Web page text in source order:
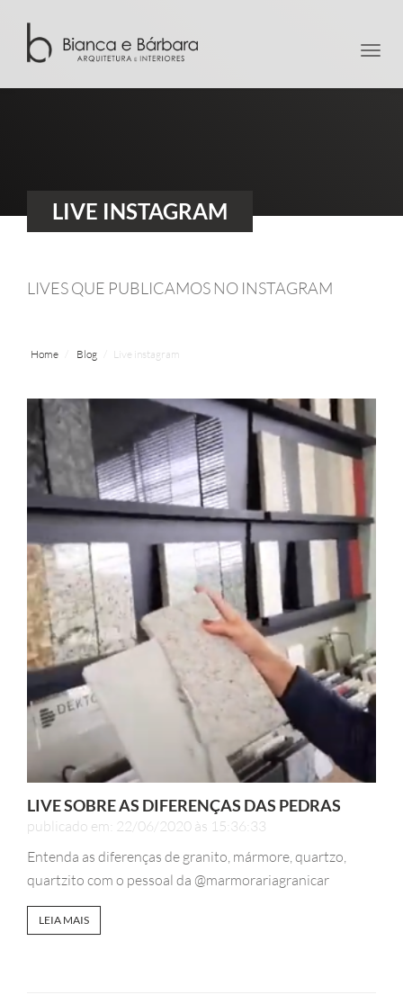
LIVE INSTAGRAM
LIVES QUE PUBLICAMOS NO INSTAGRAM
Home Blog Live instagram
LIVE SOBRE AS DIFERENÇAS DAS PEDRAS
publicado em: 22/06/2020 às 15:36:33
Entenda as diferenças de granito, mármore, quartzo,
quartzito com o pessoal da @marmorariagranicar
LEIA MAIS